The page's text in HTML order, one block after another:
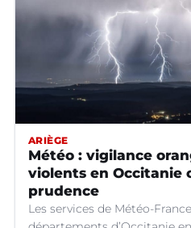
ARIÈGE
Météo : vigilance
violents en Occitanie
prudence
Les services de Météo-